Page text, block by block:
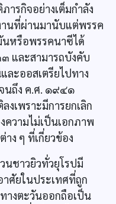
รกิจอย่างเต็มกำลัง
านที่ผ่านมานับแต่พรรค
นหรือพรรคนาซีได้
และสามารถบังคับ
ละออสเตรียไปทาง
นถึง ค.ศ. ๑๙๔๑
งเพราะมีการยกเลิก
วามไม่เป็นเอกภาพ
ง ๆ ที่เกี่ยวข้อง
นชาวยิวทั่วยุโรปมี
ศัยในประเทศที่ถูก
างตะวันออกถือเป็น